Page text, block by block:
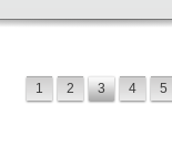
1 2 3 4 5